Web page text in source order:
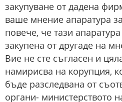
закупуване от дадена
ваше мнение апаратура
повече, че тази
закупена от другаде на
Вие не сте съгласен и
намирисва на корупция,
бъде разследвана от
органи- министерството